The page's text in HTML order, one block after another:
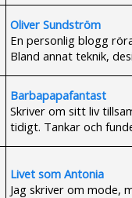
Oliver Sundström
En personlig blogg
Bland annat teknik,
Barbapapafantast
Skriver om sitt liv
tidigt. Tankar och
Livet som Antonia
Jag skriver om mode,